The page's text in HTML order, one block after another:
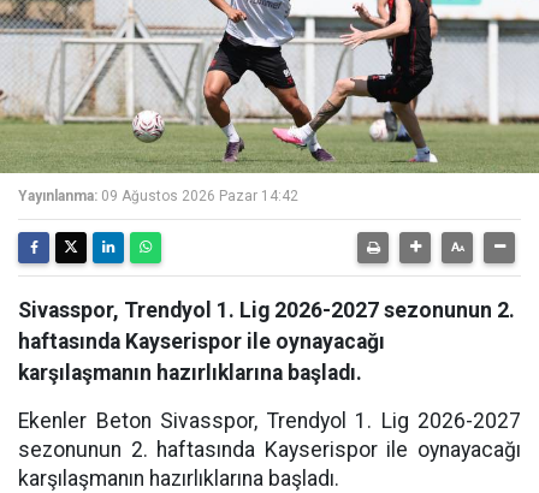
Yayınlanma: 09 Ağustos 2026 Pazar 14:42
Sivasspor, Trendyol 1. Lig 2026-2027 sezonunun 2.
haftasında Kayserispor ile oynayacağı
karşılaşmanın hazırlıklarına başladı.
Ekenler Beton Sivasspor, Trendyol 1. Lig 2026-2027
sezonunun 2. haftasında Kayserispor ile oynayacağı
karşılaşmanın hazırlıklarına başladı.